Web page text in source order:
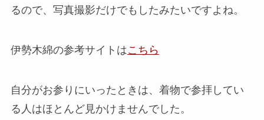
るので、写真撮影だけでもしたみたいですよね。
伊勢木綿の参考サイトはこちら
自分がお参りにいったときは、着物で参拝してい
る人はほとんど見かけませんでした。